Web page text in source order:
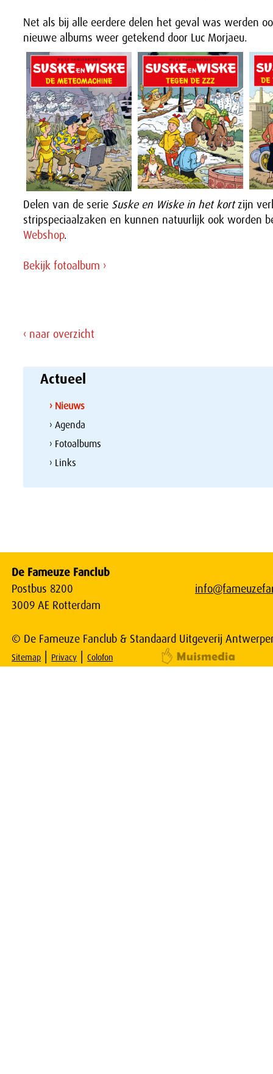
Net als bij alle eerdere delen het geval was werden
nieuwe albums weer getekend door Luc Morjaeu.
Delen van de serie Suske en Wiske in het kortzijn
stripspeciaalzaken en kunnen natuurlijk ook worden
Webshop.
Bekijk fotoalbum ›
‹ naar overzicht
Actueel
› Nieuws
› Agenda
› Fotoalbums
› Links
De Fameuze Fanclub
Postbus 8200
3009 AE Rotterdam
© De Fameuze Fanclub & Standaard Uitgeverij
Sitemap Privacy |Colofon